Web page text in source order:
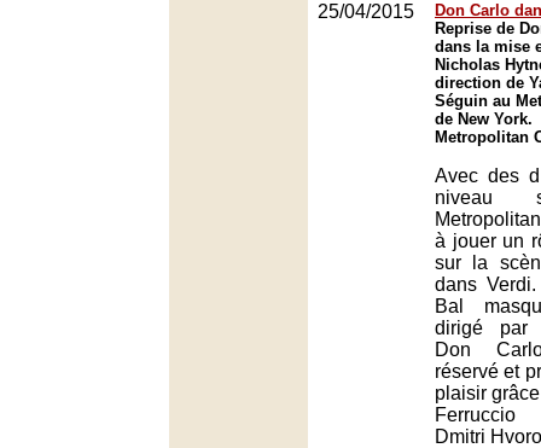
25/04/2015
Don Carlo
Reprise de
dans la mise
Nicholas
direction de
Séguin au
de New York.
Metropolitan
Avec des
niveau
à jouer un
sur la
dans
Bal
dirigé par
Don
réservé et
plaisir
Dmitri